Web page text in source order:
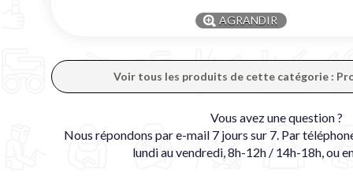
AGRANDIR
Voir tous les produits de cette catégorie :
Vous avez une question ?
Nous répondons par e-mail 7 jours sur 7. Par
lundi au vendredi, 8h-12h / 14h-18h, ou